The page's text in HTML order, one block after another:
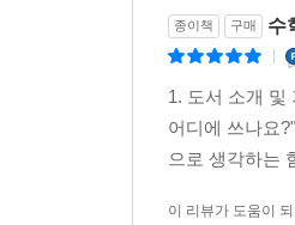
─ 「커커스 리뷰」
이것이 바로 현실
─ 「타임스 에듀케
흥미롭게 펼쳐놓
종이책 구매 수
1. 도서 소개 및
어디에 쓰나요
으로 생각하는
이 리뷰가 도움이